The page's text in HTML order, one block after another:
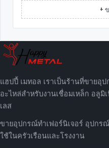
+
แฮปปี้ เมทอล เราเป็นร้านที่ขายอุ
อะไหล่สำหรับงานเชื่อมเหล็ก อลูมิ
เลส
ขายอุปกรณ์ทำเฟอร์นิเจอร์ อุปกร
ใช้ในครัวเรือนและโรงงาน